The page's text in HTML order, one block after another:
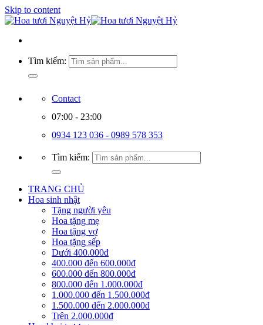
Skip to content
Tìm kiếm:
Contact
07:00 - 23:00
0934 123 036 - 0989 578 353
Tìm kiếm:
TRANG CHỦ
Hoa sinh nhật
Tặng người yêu
Hoa tặng mẹ
Hoa tặng vợ
Hoa tặng sếp
Dưới 400.000đ
400.000 đến 600.000đ
600.000 đến 800.000đ
800.000 đến 1.000.000đ
1.000.000 đến 1.500.000đ
1.500.000 đến 2.000.000đ
Trên 2.000.000đ